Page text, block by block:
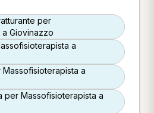
per
Giovinazzo
a
a
per Massofisioterapista a